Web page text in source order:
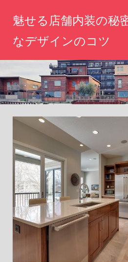
ツ
へ
ス
キ
魅せる店舗内装の秘
なデザインのコツ
惹
き
つ
る
間
づ
く
り、
あ
な
た
の
夢